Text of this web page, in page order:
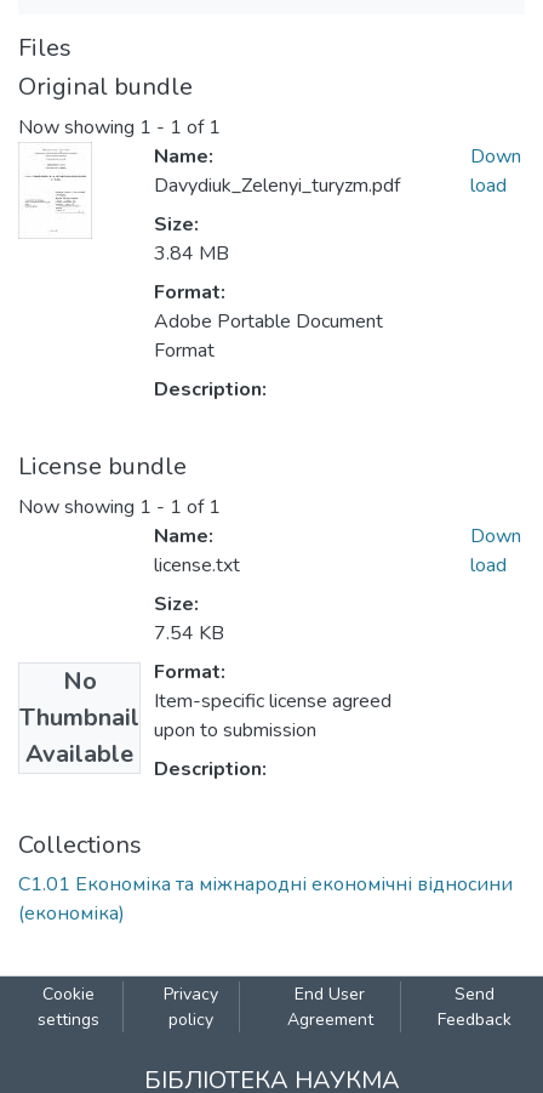
Files
Original bundle
Now showing 1 - 1 of 1
Name:
Davydiuk_Zelenyi_turyzm.pdf
Size:
3.84 MB
Format:
Adobe Portable Document
Format
Description:
Down
load
License bundle
Now showing 1 - 1 of 1
No
Thumbnail
Available
Name:
license.txt
Size:
7.54 KB
Format:
Item-specific license agreed
upon to submission
Description:
Down
load
Collections
С1.01 Економіка та міжнародні економічні відносини
(економіка)
Cookie
settings
Privacy
policy
End User
Agreement
Send
Feedback
БІБЛІОТЕКА НАУКМА